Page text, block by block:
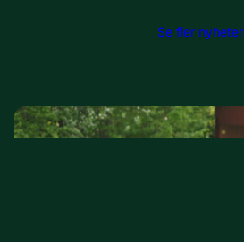
Se fler nyheter